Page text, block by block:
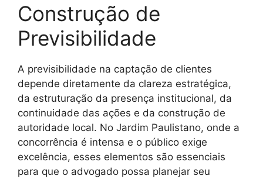
Construção de
Previsibilidade
A previsibilidade na captação de clientes
depende diretamente da clareza estratégica,
da estruturação da presença institucional, da
continuidade das ações e da construção de
autoridade local. No Jardim Paulistano, onde a
concorrência é intensa e o público exige
excelência, esses elementos são essenciais
para que o advogado possa planejar seu